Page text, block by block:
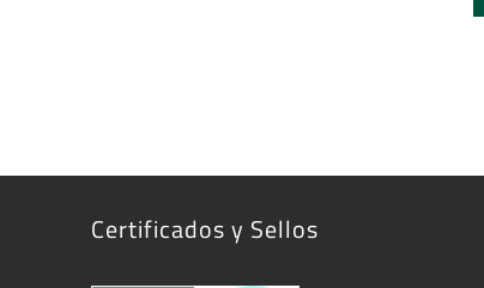
Certificados y Sellos